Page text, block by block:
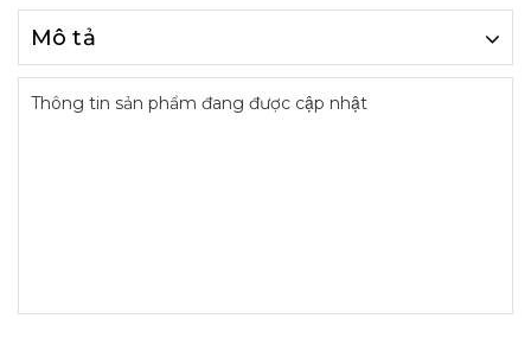
Mô tả
Thông tin sản phẩm đang được cập nhật